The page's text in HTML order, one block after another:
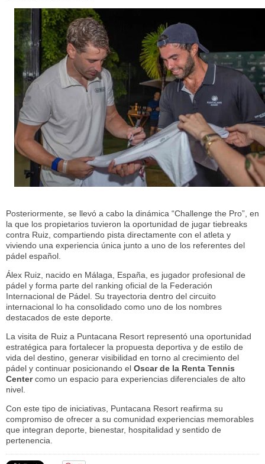
Posteriormente, se llevó a cabo la dinámica “Challenge the Pro”, en
la que los propietarios tuvieron la oportunidad de jugar tiebreaks
contra Ruiz, compartiendo pista directamente con el atleta y
viviendo una experiencia única junto a uno de los referentes del
pádel español.
Álex Ruiz, nacido en Málaga, España, es jugador profesional de
pádel y forma parte del ranking oficial de la Federación
Internacional de Pádel. Su trayectoria dentro del circuito
internacional lo ha consolidado como uno de los nombres
destacados de este deporte.
La visita de Ruiz a Puntacana Resort representó una oportunidad
estratégica para fortalecer la propuesta deportiva y de estilo de
vida del destino, generar visibilidad en torno al crecimiento del
pádel y continuar posicionando el Oscar de la Renta Tennis
Centercomo un espacio para experiencias diferenciales de alto
nivel.
Con este tipo de iniciativas, Puntacana Resort reafirma su
compromiso de ofrecer a su comunidad experiencias memorables
que integran deporte, bienestar, hospitalidad y sentido de
pertenencia.